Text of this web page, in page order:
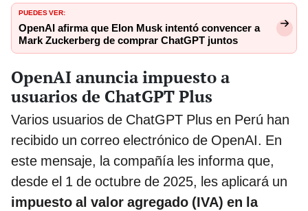
PUEDES VER:
OpenAI afirma que Elon Musk intentó convencer a
Mark Zuckerberg de comprar ChatGPT juntos
OpenAI anuncia impuesto a
usuarios de ChatGPT Plus
Varios usuarios de ChatGPT Plus en Perú han
recibido un correo electrónico de OpenAI. En
este mensaje, la compañía les informa que,
desde el 1 de octubre de 2025, les aplicará un
impuesto al valor agregado (IVA) en la